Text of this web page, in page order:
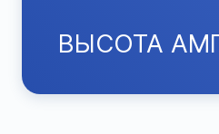
ВЫСОТА